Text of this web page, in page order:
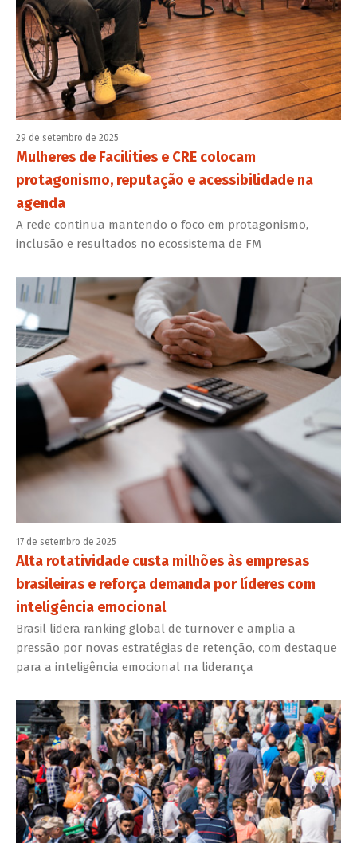
29 de setembro de 2025
Mulheres de Facilities e CRE colocam
protagonismo, reputação e acessibilidade na
agenda
A rede continua mantendo o foco em protagonismo,
inclusão e resultados no ecossistema de FM
17 de setembro de 2025
Alta rotatividade custa milhões às empresas
brasileiras e reforça demanda por líderes com
inteligência emocional
Brasil lidera ranking global de turnover e amplia a
pressão por novas estratégias de retenção, com destaque
para a inteligência emocional na liderança